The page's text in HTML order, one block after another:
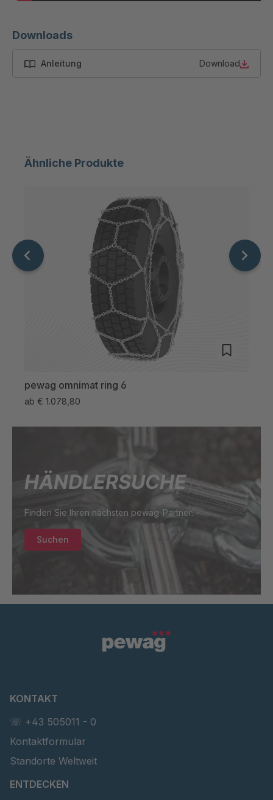
Downloads
Anleitung Download
Ähnliche Produkte
pewag omnimat ring 6
ab € 1.078,80
HÄNDLERSUCHE
Finden Sie Ihren nächsten pewag-Partner.
Suchen
KONTAKT
☏ +43 505011 - 0
Kontaktformular
Standorte Weltweit
ENTDECKEN